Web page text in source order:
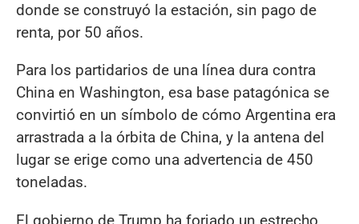
donde se construyó la estación, sin pago de
renta, por 50 años.
Para los partidarios de una línea dura contra
China en Washington, esa base patagónica se
convirtió en un símbolo de cómo Argentina era
arrastrada a la órbita de China, y la antena del
lugar se erige como una advertencia de 450
toneladas.
El gobierno de Trump ha forjado un estrecho